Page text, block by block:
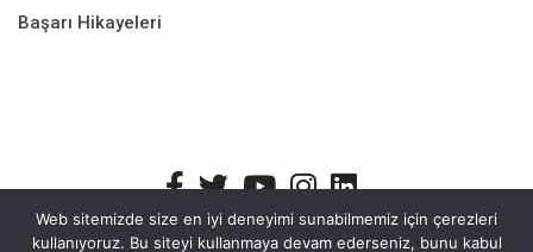
Başarı Hikayeleri
Bilgi Güvenliği Politikası Kişisel Verilerin Korunması Site Çerez
Web sitemizde size en iyi deneyimi sunabilmemiz için çerezleri
kullanıyoruz. Bu siteyi kullanmaya devam ederseniz, bunu kabul